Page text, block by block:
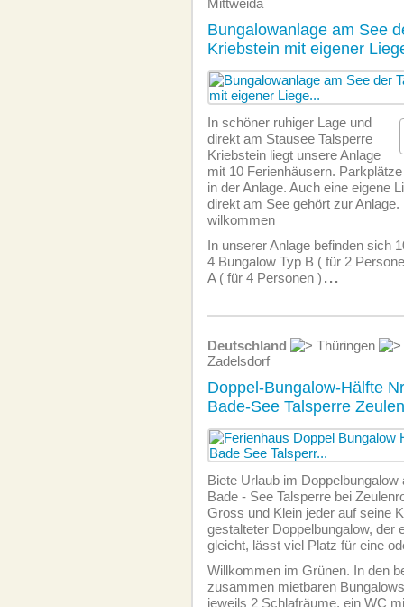
Mittweida
Bungalowanlage am See
Kriebstein mit eigener
In schöner ruhiger Lage und
direkt am Stausee Talsperre
Kriebstein liegt unsere Anlage
mit 10 Ferienhäusern.
in der Anlage. Auch eine eigene
direkt am See gehört zur
wilkommen
In unserer Anlage befinden sich
4 Bungalow Typ B ( für 2
A ( für 4 Personen ) ...
Deutschland Thüringen
Zadelsdorf
Doppel-Bungalow-Hälfte
Bade-See Talsperre
Biete Urlaub im
Bade - See Talsperre bei
Gross und Klein jeder auf seine
gestalteter Doppelbungalow, der
gleicht, lässt viel Platz für eine
Willkommen im Grünen. In den
zusammen mietbaren
jeweils 2 Schlafräume, ein WC